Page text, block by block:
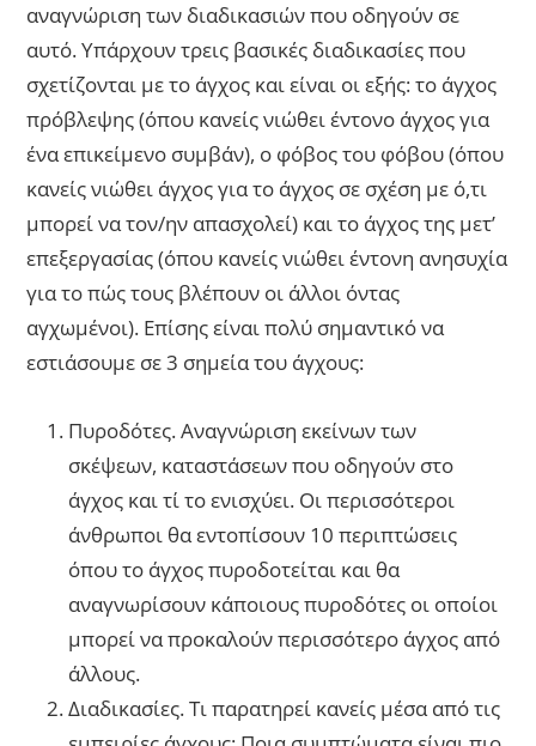
αναγνώριση των διαδικασιών που οδηγούν σε
αυτό. Υπάρχουν τρεις βασικές διαδικασίες που
σχετίζονται με το άγχος και είναι οι εξής: το άγχος
πρόβλεψης (όπου κανείς νιώθει έντονο άγχος για
ένα επικείμενο συμβάν), ο φόβος του φόβου (όπου
κανείς νιώθει άγχος για το άγχος σε σχέση με ό,τι
μπορεί να τον/ην απασχολεί) και το άγχος της μετ’
επεξεργασίας (όπου κανείς νιώθει έντονη ανησυχία
για το πώς τους βλέπουν οι άλλοι όντας
αγχωμένοι). Επίσης είναι πολύ σημαντικό να
εστιάσουμε σε 3 σημεία του άγχους:
Πυροδότες. Αναγνώριση εκείνων των
σκέψεων, καταστάσεων που οδηγούν στο
άγχος και τί το ενισχύει. Οι περισσότεροι
άνθρωποι θα εντοπίσουν 10 περιπτώσεις
όπου το άγχος πυροδοτείται και θα
αναγνωρίσουν κάποιους πυροδότες οι οποίοι
μπορεί να προκαλούν περισσότερο άγχος από
άλλους.
Διαδικασίες. Τι παρατηρεί κανείς μέσα από τις